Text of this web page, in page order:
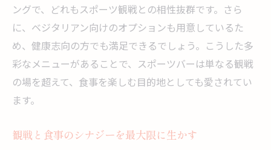
ファンとの交流を促すコミュニティテーブ
ル
カスタマイズ可能なフードで満足度アップ
チームカラーに合わせたカラフルな料理
試合ごとに変わるテーマメニュー
スポーツバーでの新しい体験価値を提供
ングで、どれもスポーツ観戦との相性抜群です。さら
に、ベジタリアン向けのオプションも用意しているた
め、健康志向の方でも満足できるでしょう。こうした多
彩なメニューがあることで、スポーツバーは単なる観戦
の場を超えて、食事を楽しむ目的地としても愛されてい
ます。
観戦と食事のシナジーを最大限に生かす